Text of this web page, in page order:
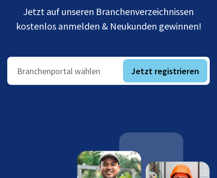
Jetzt auf unseren Branchenverzeichnissen
kostenlos anmelden & Neukunden gewinnen!
Branchenportal wählen Jetzt registrieren